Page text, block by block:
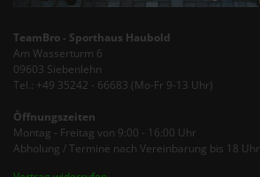
TeamBro - Sporthaus Haubold
Am Wasserturm 6
09603 Siebenlehn
Tel.: +49 35242 - 66683 (Mo-Fr 9-13 Uhr)
Öffnungszeiten
Montag - Freitag von 9:00 - 16:00 Uhr
Abholung / Termine nach Vereinbarung bis 18 Uhr